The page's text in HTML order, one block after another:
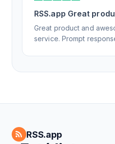
RSS.app Great
Great product and
service. Prompt
RSS.app